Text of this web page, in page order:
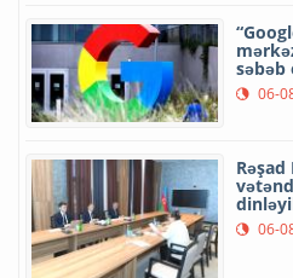
səbəb
06-
06-